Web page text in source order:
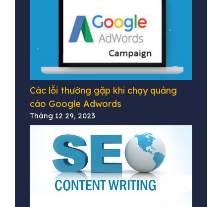
Các lỗi thường gặp khi chạy quảng
cáo Google Adwords
Tháng 12 29, 2023